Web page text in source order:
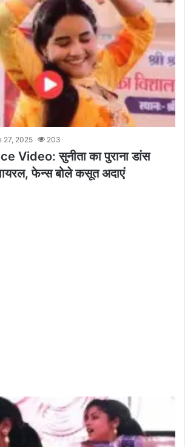
27, 2025 203
Video: सुनीता का पुराना डांस
फेन्स बोले कसूत अदाएं